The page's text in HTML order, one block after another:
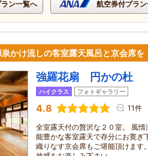
ン一覧へ 航空券付プラ
かけ流しの客室露天風呂と京会席を
強羅花扇 円かの杜
ハイクラス フォトギャラリー
4.8 11件
全室露天付の贅沢な２０室。 風
能豊かな客室露天で存分にお寛ぎ
織りなす京会席もご堪能頂けます